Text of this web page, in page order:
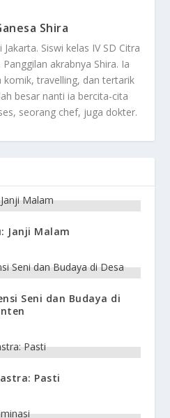
Shira
Siswi kelas IV SD Citra
akrabnya Shira. Ia
travelling, dan tertarik
besar nanti ia bercita-cita
seorang chef, juga dokter.
Janji Malam
Seni dan Budaya di
Pasti